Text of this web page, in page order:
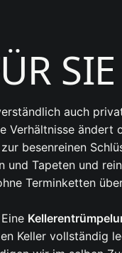
auch
Verhältnisse
besenreinen
Tapeten und
Terminketten
Keller vollständig